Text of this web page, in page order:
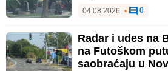
04.08.2026. • 0
Radar i udes na
na Futoškom
saobraćaju u